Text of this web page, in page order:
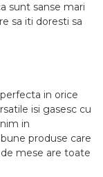
sunt sanse mari
sa iti doresti sa
in orice
isi gasesc cu
in
produse care
mese are toate